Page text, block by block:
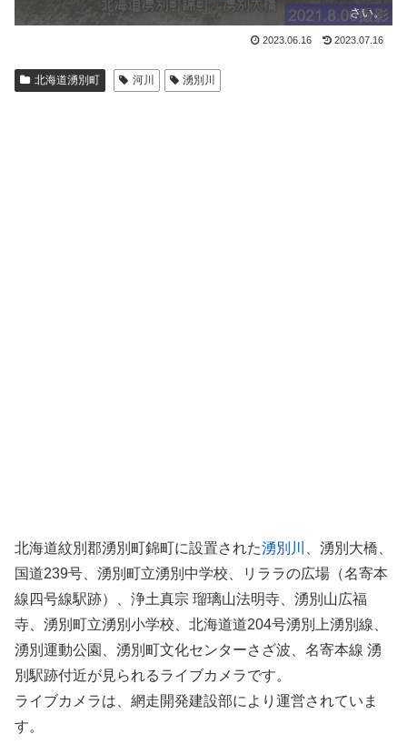
さい。
2023.06.16 2023.07.16
北海道湧別町 河川 湧別川
北海道紋別郡湧別町錦町に設置された湧別川
、湧別大橋、
国道239号、湧別町立湧別中学校、リララの広場（名寄本
線四号線駅跡）、浄土真宗 瑠璃山法明寺、湧別山広福
寺、湧別町立湧別小学校、北海道道204号湧別上湧別線、
湧別運動公園、湧別町文化センターさざ波、名寄本線 湧
別駅跡付近が見られるライブカメラです。
ライブカメラは、網走開発建設部により運営されていま
す。